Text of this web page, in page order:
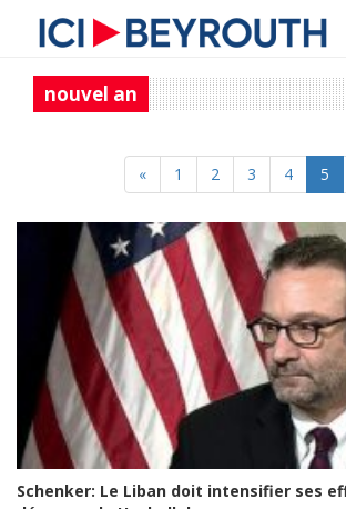
nouvel an
« 1 2 3 4 5
Schenker: Le Liban doit intensifier ses